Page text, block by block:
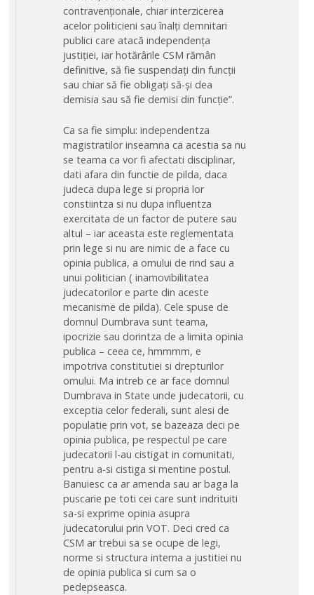
contravenționale, chiar interzicerea
acelor politicieni sau înalți demnitari
publici care atacă independența
justiției, iar hotărârile CSM rămân
definitive, să fie suspendați din funcții
sau chiar să fie obligați să-și dea
demisia sau să fie demisi din funcție”.
Ca sa fie simplu: independentza
magistratilor inseamna ca acestia sa nu
se teama ca vor fi afectati disciplinar,
dati afara din functie de pilda, daca
judeca dupa lege si propria lor
constiintza si nu dupa influentza
exercitata de un factor de putere sau
altul – iar aceasta este reglementata
prin lege si nu are nimic de a face cu
opinia publica, a omului de rind sau a
unui politician ( inamovibilitatea
judecatorilor e parte din aceste
mecanisme de pilda). Cele spuse de
domnul Dumbrava sunt teama,
ipocrizie sau dorintza de a limita opinia
publica – ceea ce, hmmmm, e
impotriva constitutiei si drepturilor
omului. Ma intreb ce ar face domnul
Dumbrava in State unde judecatorii, cu
exceptia celor federali, sunt alesi de
populatie prin vot, se bazeaza deci pe
opinia publica, pe respectul pe care
judecatorii l-au cistigat in comunitati,
pentru a-si cistiga si mentine postul.
Banuiesc ca ar amenda sau ar baga la
puscarie pe toti cei care sunt indrituiti
sa-si exprime opinia asupra
judecatorului prin VOT. Deci cred ca
CSM ar trebui sa se ocupe de legi,
norme si structura interna a justitiei nu
de opinia publica si cum sa o
pedepseasca.